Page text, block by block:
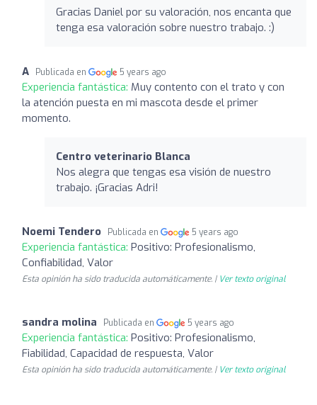
Gracias Daniel por su valoración, nos encanta que
tenga esa valoración sobre nuestro trabajo. :)
A Publicada en 5 years ago
Experiencia fantástica: Muy contento con el trato y con
la atención puesta en mi mascota desde el primer
momento.
Centro veterinario Blanca
Nos alegra que tengas esa visión de nuestro
trabajo. ¡Gracias Adri!
Noemi Tendero Publicada en 5 years ago
Experiencia fantástica: Positivo: Profesionalismo,
Confiabilidad, Valor
Esta opinión ha sido traducida automáticamente. | Ver texto original
sandra molina Publicada en 5 years ago
Experiencia fantástica: Positivo: Profesionalismo,
Fiabilidad, Capacidad de respuesta, Valor
Esta opinión ha sido traducida automáticamente. | Ver texto original